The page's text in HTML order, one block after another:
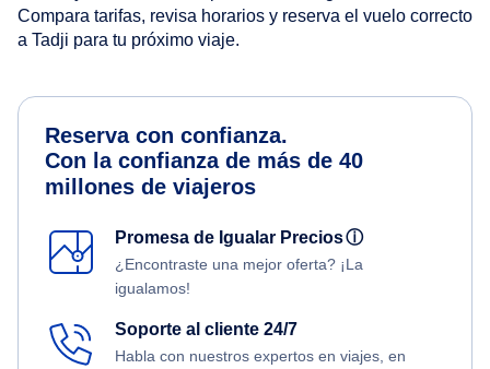
Compara tarifas, revisa horarios y reserva el vuelo correcto
a Tadji para tu próximo viaje.
Reserva con confianza.
Con la confianza de más de 40
millones de viajeros
Promesa de Igualar Preciosⓘ
¿Encontraste una mejor oferta? ¡La
igualamos!
Soporte al cliente 24/7
Habla con nuestros expertos en viajes, en